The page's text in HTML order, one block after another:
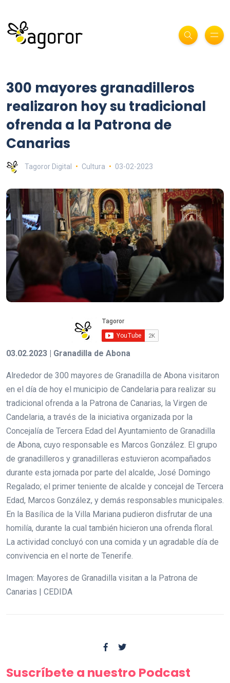
300 mayores granadilleros
realizaron hoy su tradicional
ofrenda a la Patrona de
Canarias
Tagoror Digital Cultura 03-02-2023
03.02.2023 | Granadilla de Abona
Alrededor de 300 mayores de Granadilla de Abona visitaron
en el día de hoy el municipio de Candelaria para realizar su
tradicional ofrenda a la Patrona de Canarias, la Virgen de
Candelaria, a través de la iniciativa organizada por la
Concejalía de Tercera Edad del Ayuntamiento de Granadilla
de Abona, cuyo responsable es Marcos González. El grupo
de granadilleros y granadilleras estuvieron acompañados
durante esta jornada por parte del alcalde, José Domingo
Regalado; el primer teniente de alcalde y concejal de Tercera
Edad, Marcos González, y demás responsables municipales.
En la Basílica de la Villa Mariana pudieron disfrutar de una
homilía, durante la cual también hicieron una ofrenda floral.
La actividad concluyó con una comida y un agradable día de
convivencia en el norte de Tenerife.
Imagen: Mayores de Granadilla visitan a la Patrona de
Canarias | CEDIDA
Suscríbete a nuestro Podcast